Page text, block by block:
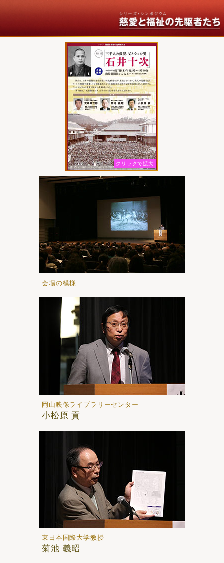
クリックで拡大
会場の模様
岡山映像ライブラリーセンター
小松原 貢
東日本国際大学教授
菊池 義昭